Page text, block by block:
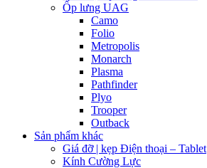
Ốp lưng UAG
Camo
Folio
Metropolis
Monarch
Plasma
Pathfinder
Plyo
Trooper
Outback
Sản phẩm khác
Giá đỡ | kẹp Điện thoại – Tablet
Kính Cường Lực